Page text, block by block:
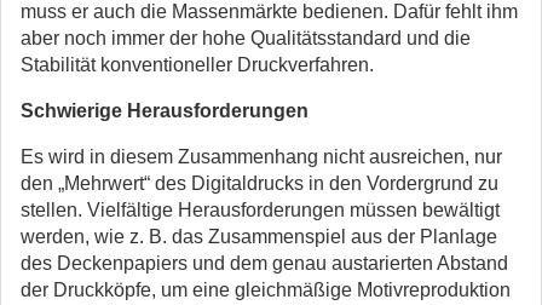
muss er auch die Massenmärkte bedienen. Dafür fehlt ihm
aber noch immer der hohe Qualitätsstandard und die
Stabilität konventioneller Druckverfahren.
Schwierige Herausforderungen
Es wird in diesem Zusammenhang nicht ausreichen, nur
den „Mehrwert“ des Digitaldrucks in den Vordergrund zu
stellen. Vielfältige Herausforderungen müssen bewältigt
werden, wie z. B. das Zusammenspiel aus der Planlage
des Deckenpapiers und dem genau austarierten Abstand
der Druckköpfe, um eine gleichmäßige Motivreproduktion